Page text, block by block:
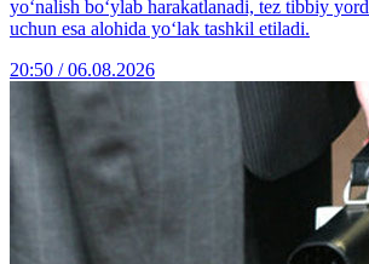
yo‘nalish bo‘ylab harakatlanadi, tez tibbiy
uchun esa alohida yo‘lak tashkil etiladi.
20:50 / 06.08.2026